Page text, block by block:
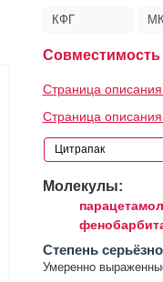
КФГ
Совместимость
Страница
Страница
Молекулы:
парацетамол
Cтепень
Умеренно